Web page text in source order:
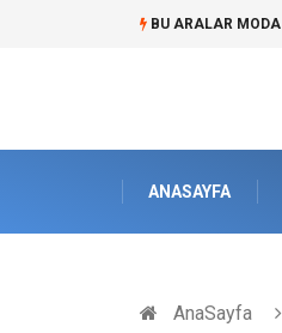
BU ARALAR MODA
ANASAYFA
AnaSayfa